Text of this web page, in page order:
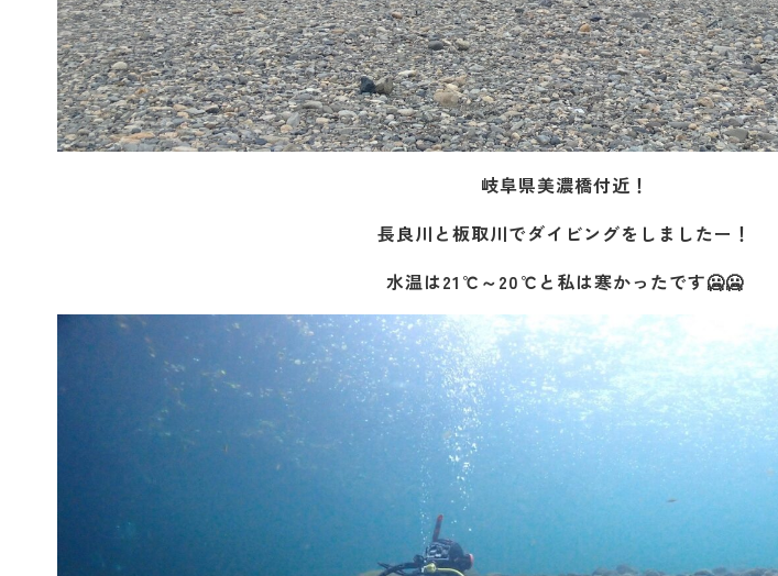
岐阜県美濃橋付近！
長良川と板取川でダイビングをしましたー！
水温は21℃～20℃と私は寒かったです🥶🥶